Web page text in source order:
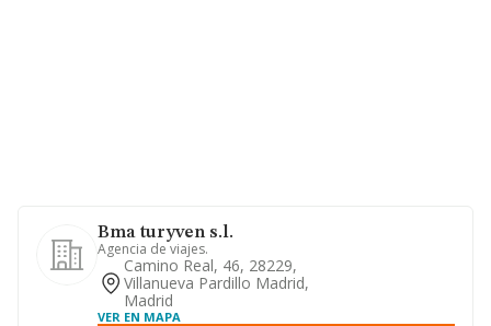
Bma turyven s.l.
Agencia de viajes.
Camino Real, 46, 28229,
Villanueva Pardillo Madrid,
Madrid
VER EN MAPA